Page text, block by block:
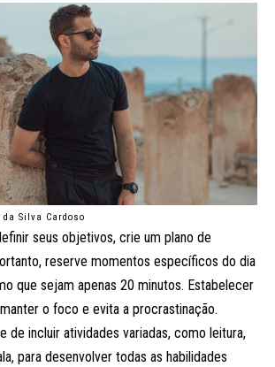
Silva Cardoso
seus objetivos, crie um plano de
reserve momentos específicos do dia
que sejam apenas 20 minutos. Estabelecer
o foco e evita a procrastinação.
de incluir atividades variadas, como leitura,
para desenvolver todas as habilidades